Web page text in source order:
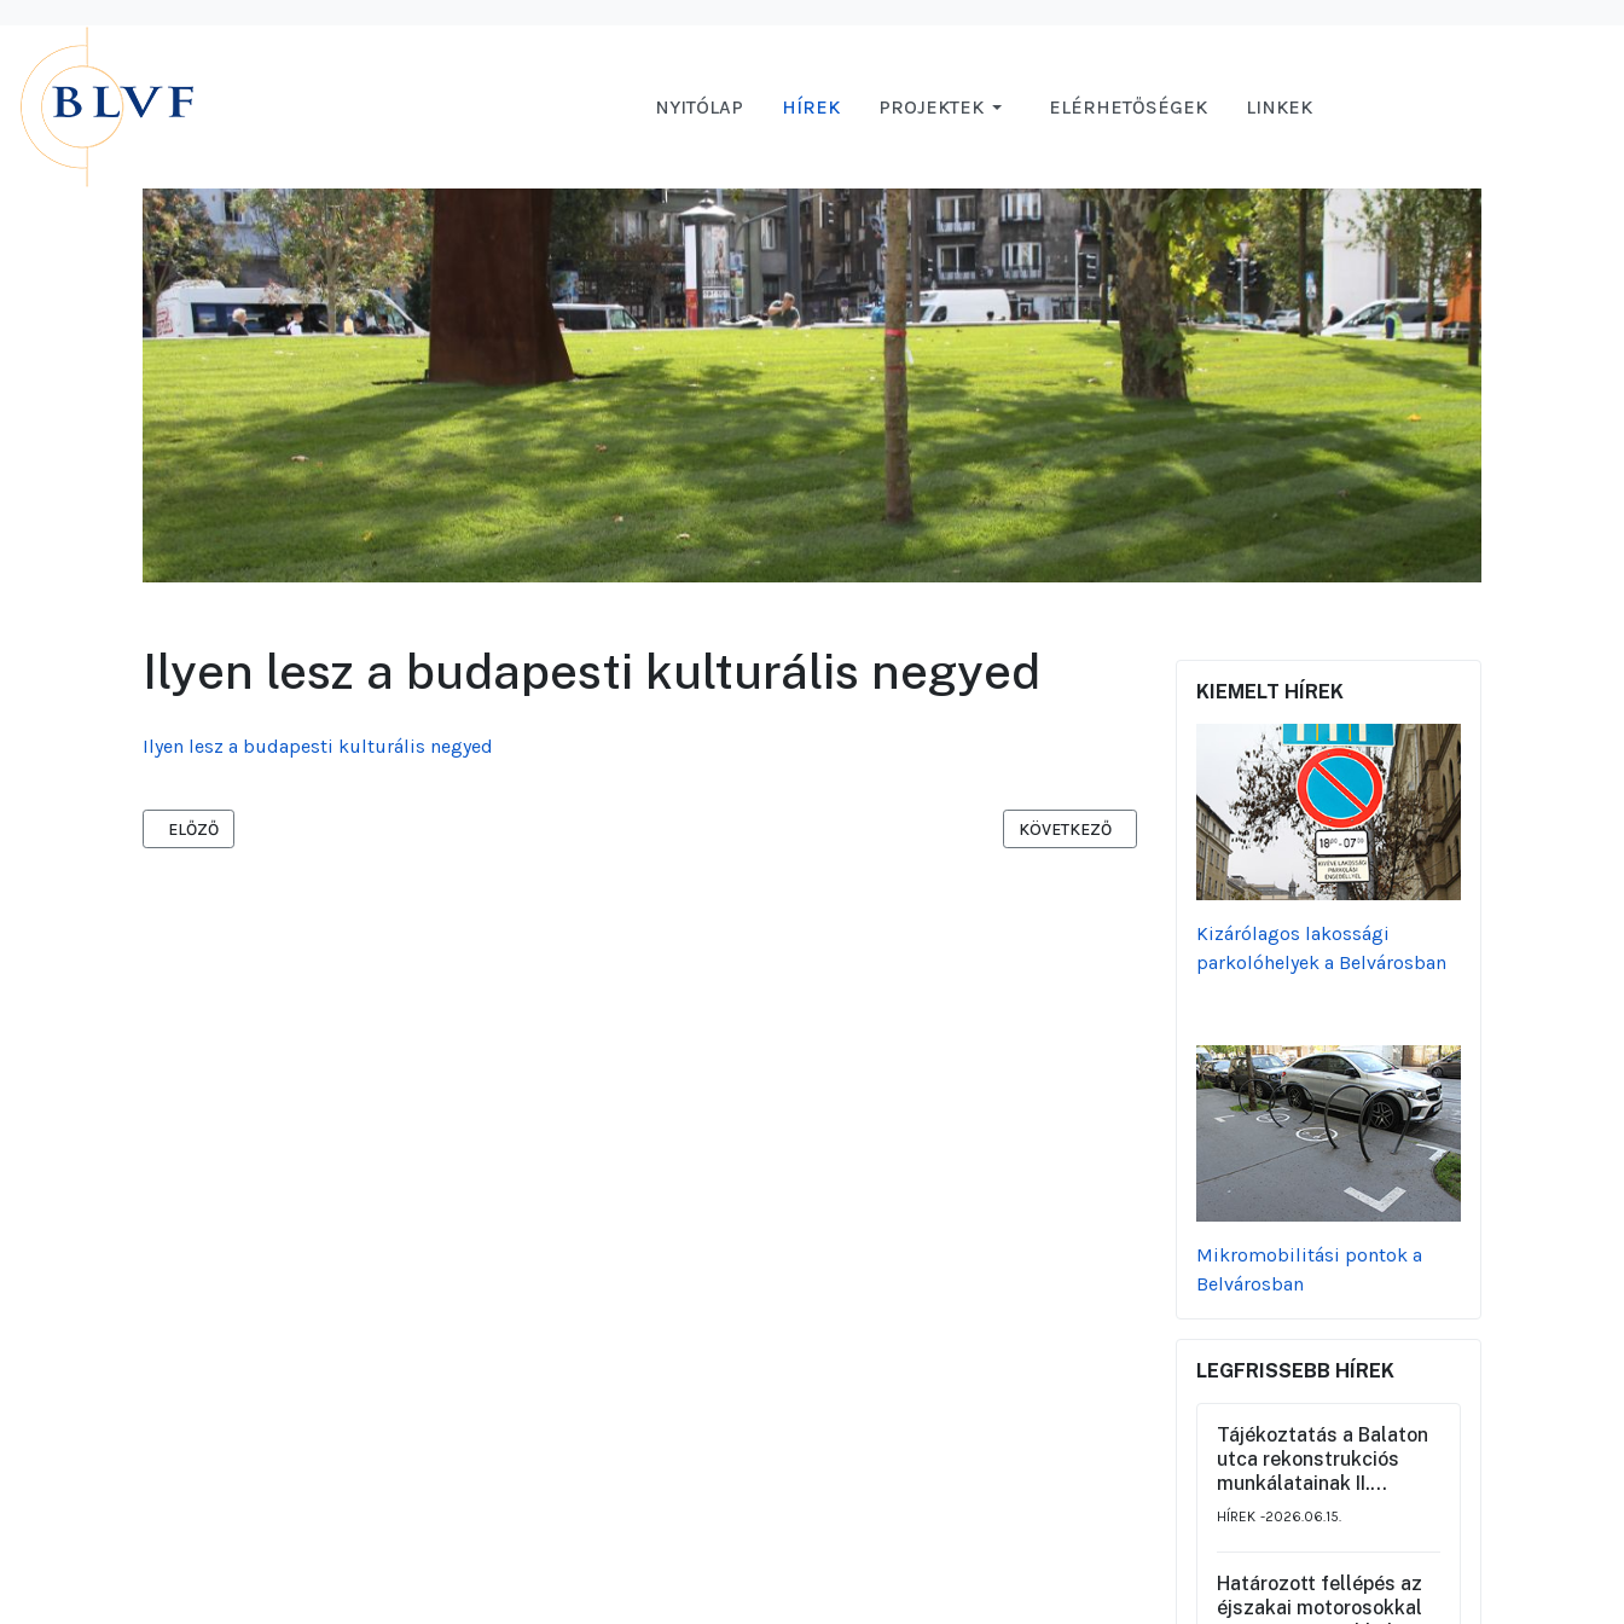
NYITÓLAP HÍREK PROJEKTEK ELÉRHETŐSÉGEK LINKEK
Ilyen lesz a budapesti kulturális negyed
Ilyen lesz a budapesti kulturális negyed
ELŐZŐ CIKK: MEGÚJUL AZ ERZSÉBET HÍD PESTI LEHAJTÓJA
ELŐZŐ KÖVETKEZŐ CIKK: FOLYTATÓDIK A FERENCIEK TERE FELÚJÍTÁSA, VÁLTOZIK A
KÖVETKEZŐ
KIEMELT HÍREK
Kizárólagos lakossági
parkolóhelyek a Belvárosban
Mikromobilitási pontok a
Belvárosban
LEGFRISSEBB HÍREK
Tájékoztatás a Balaton
utca rekonstrukciós
munkálatainak II.
üteméről a Szemere
valamint a környék
ideiglenes forgalmi
HÍREK 2026.06.15.
Határozott fellépés az
éjszakai motorosokkal